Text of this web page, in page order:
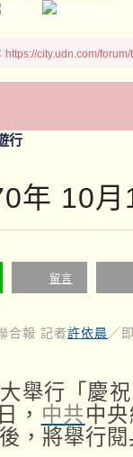
https://city.udn.com/
行
年 10
留言
合報 記者許依晨╱
舉行「慶
， 中共中
，將舉行